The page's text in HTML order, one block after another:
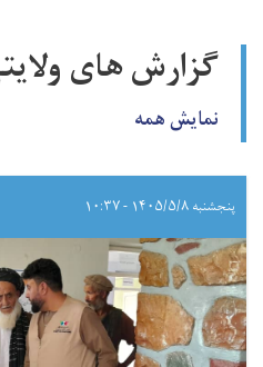
گزارش های
نمایش همه
پنجشنبه ۱۴۰۵/۵/۸ - ۱۰:۳۷